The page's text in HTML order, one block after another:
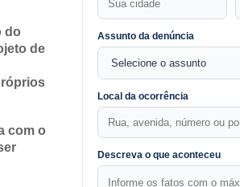
do
de
com o
Assunto da denúncia
Local da ocorrência
Descreva o que aconteceu